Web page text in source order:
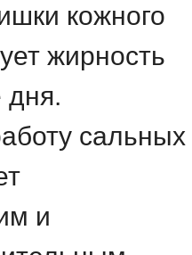
кожного
жирность
дня.
сальных
и